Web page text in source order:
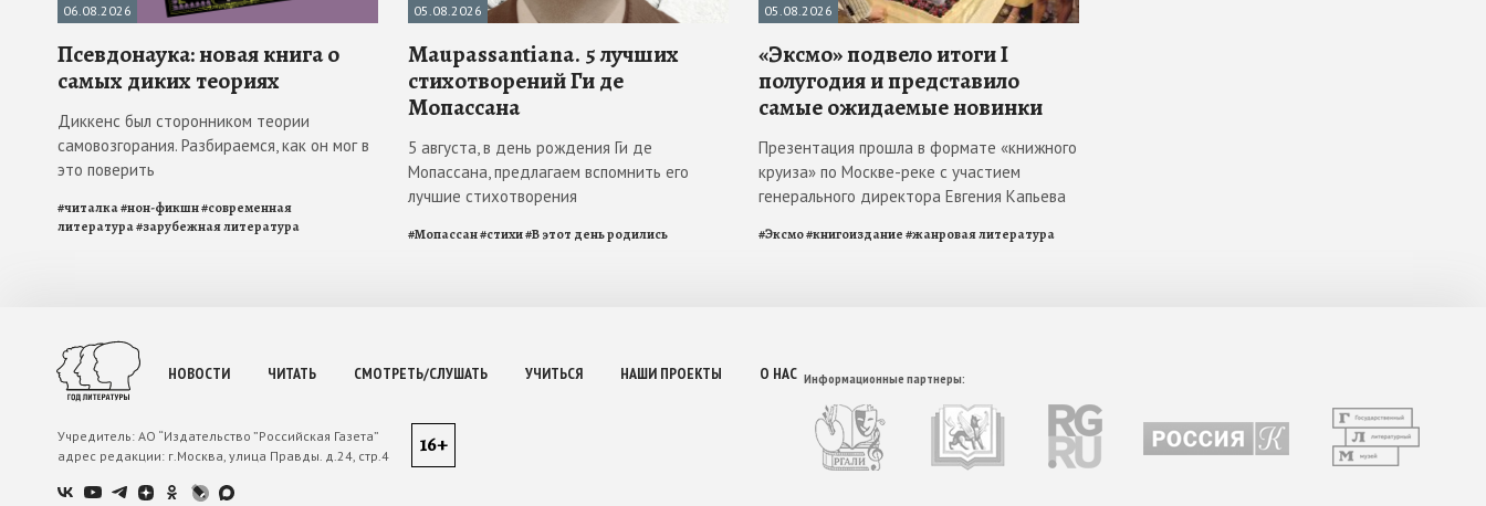
06.08.2026
Псевдонаука: новая книга о
самых диких теориях
Диккенс был сторонником теории
самовозгорания. Разбираемся, как он мог в
это поверить
#читалка#нон-фикшн#современная
литература#зарубежная литература
05.08.2026
Maupassantiana. 5 лучших
стихотворений Ги де
Мопассана
5 августа, в день рождения Ги де
Мопассана, предлагаем вспомнить его
лучшие стихотворения
#Мопассан#стихи#В этот день родились
05.08.2026
«Эксмо» подвело итоги I
полугодия и представило
самые ожидаемые новинки
Презентация прошла в формате «книжного
круиза» по Москве-реке с участием
генерального директора Евгения Капьева
#Эксмо#книгоиздание#жанровая литература
НОВОСТИ ЧИТАТЬ СМОТРЕТЬ/СЛУШАТЬ УЧИТЬСЯ НАШИ ПРОЕКТЫ О НАС
Учредитель: АО “Издательство ”Российская Газета”
адрес редакции: г.Москва, улица Правды. д.24, стр.4
Информационные партнеры:
16+